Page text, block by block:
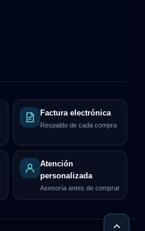
Factura electrónica
Respaldo de cada compra
Atención
personalizada
Asesoría antes de comprar